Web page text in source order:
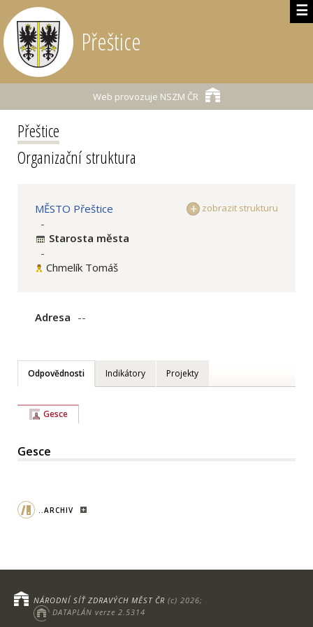
☰
Přeštice
Web provozuje NSZM ČR
Přeštice
Organizační struktura
zobrazit strukturu
MĚSTO Přeštice
-
Starosta města
-
Chmelík Tomáš
Adresa --
Odpovědnosti Indikátory Projekty
Gesce
Gesce
..ARCHIV
NÁRODNÍ SÍŤ ZDRAVÝCH MĚST ČR (c) 2026;
DATAPLÁN verze 2.5314